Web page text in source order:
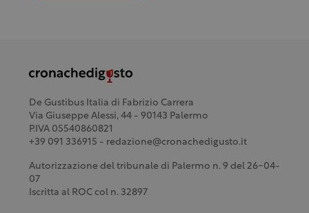
De Gustibus Italia di Fabrizio Carrera
Via Giuseppe Alessi, 44 - 90143 Palermo
P.IVA 05540860821
+39 091 336915 - redazione@cronachedigusto.it
Autorizzazione del tribunale di Palermo n. 9 del 26-04-
07
Iscritta al ROC col n. 32897